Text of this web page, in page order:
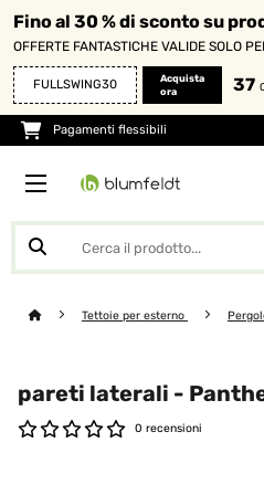
Fino al 30 % di sconto su
OFFERTE FANTASTICHE VALIDE SOLO
FULLSWING30
Acquista
ora
37
Pagamenti flessibili
Tettoie per esterno
pareti laterali -
0 recensioni